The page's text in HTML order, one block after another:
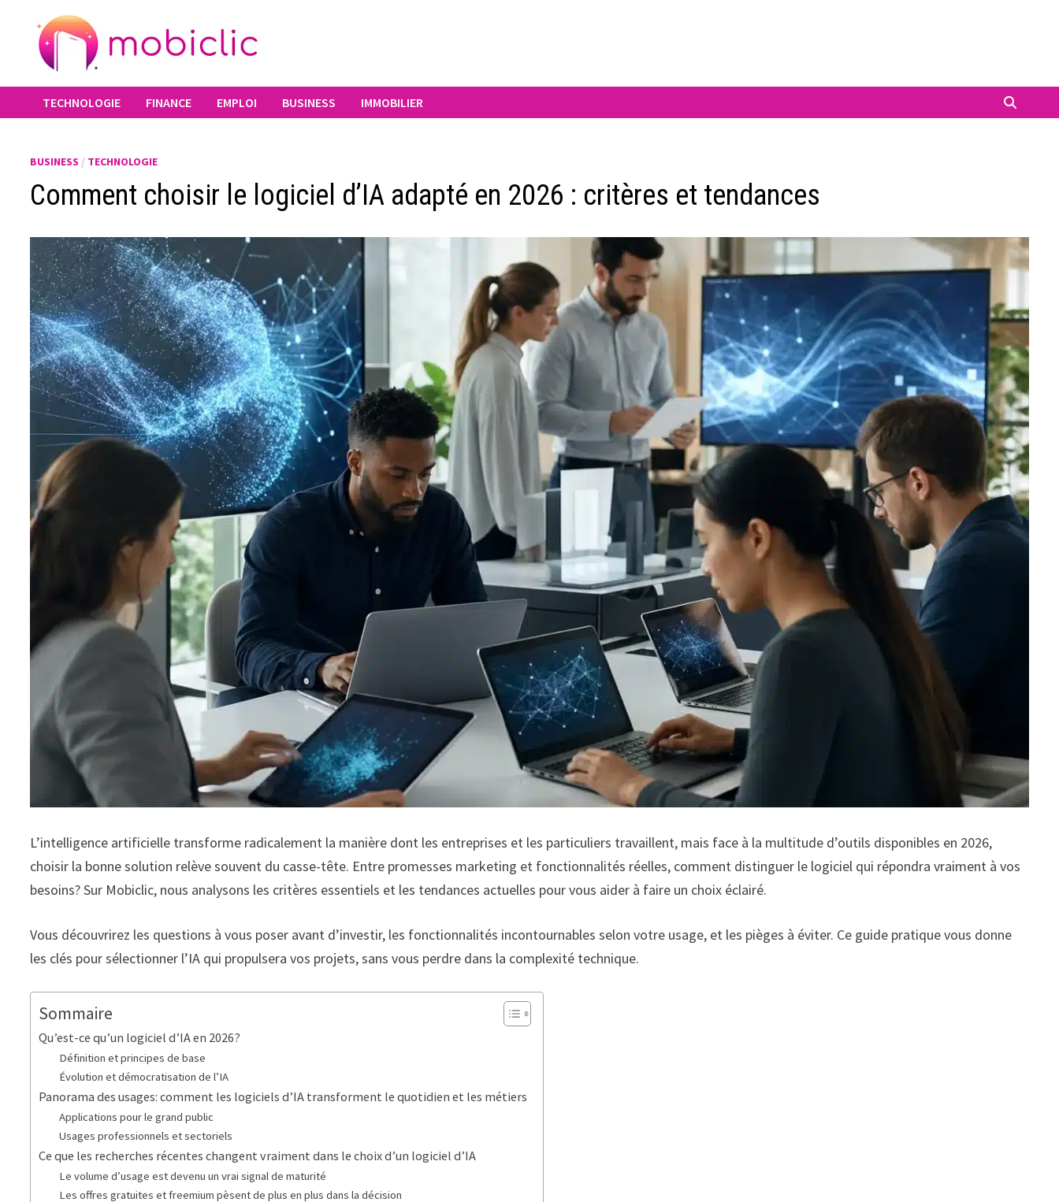
contenu
TECHNOLOGIE FINANCE EMPLOI BUSINESS IMMOBILIER
BUSINESS / TECHNOLOGIE
Comment choisir le logiciel d’IA adapté en 2026 : critères et tendances
L’intelligence artificielle transforme radicalement la manière dont les entreprises et les particuliers travaillent, mais face à la multitude d’outils disponibles en 2026,
choisir la bonne solution relève souvent du casse-tête. Entre promesses marketing et fonctionnalités réelles, comment distinguer le logiciel qui répondra vraiment à vos
besoins? Sur Mobiclic, nous analysons les critères essentiels et les tendances actuelles pour vous aider à faire un choix éclairé.
Vous découvrirez les questions à vous poser avant d’investir, les fonctionnalités incontournables selon votre usage, et les pièges à éviter. Ce guide pratique vous donne
les clés pour sélectionner l’IA qui propulsera vos projets, sans vous perdre dans la complexité technique.
Sommaire
Qu’est-ce qu’un logiciel d’IA en 2026?
Définition et principes de base
Évolution et démocratisation de l’IA
Panorama des usages: comment les logiciels d’IA transforment le quotidien et les métiers
Applications pour le grand public
Usages professionnels et sectoriels
Ce que les recherches récentes changent vraiment dans le choix d’un logiciel d’IA
Le volume d’usage est devenu un vrai signal de maturité
Les offres gratuites et freemium pèsent de plus en plus dans la décision